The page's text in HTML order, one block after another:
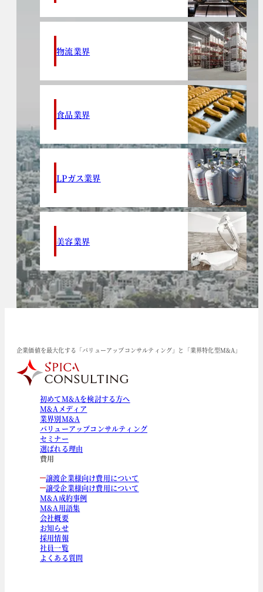
物流業界
食品業界
LPガス業界
美容業界
企業価値を最大化する「バリューアップコンサルティング」と「業界特化型M&A」
初めてM&Aを検討する方へ
M&Aメディア
業界別M&A
バリューアップコンサルティング
セミナー
選ばれる理由
費用
譲渡企業様向け費用について
譲受企業様向け費用について
M&A成約事例
M&A用語集
会社概要
お知らせ
採用情報
社員一覧
よくある質問